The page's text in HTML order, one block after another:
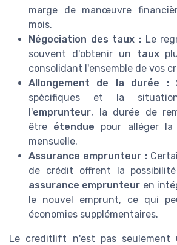
marge de manœuvre
mois.
Négociation des taux : Le
souvent d'obtenir un taux
consolidant l'ensemble de vos
Allongement de la durée :
spécifiques et la
l'emprunteur, la durée de
être étendue pour alléger la
mensuelle.
Assurance emprunteur :
de crédit offrent la
assurance emprunteur en
le nouvel emprunt, ce qui
économies supplémentaires.
Le creditlift n'est pas seulement